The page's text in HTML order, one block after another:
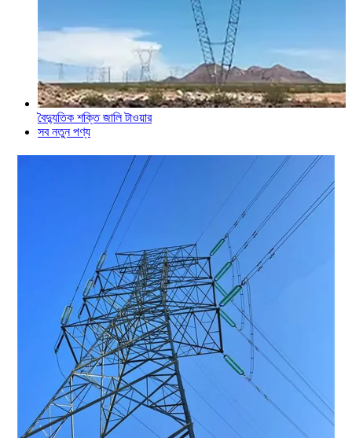
বৈদ্যুতিক শক্তি জালি টাওয়ার
সব নতুন পণ্য